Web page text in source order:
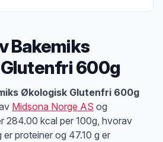
Bakemiks
600g
Økologisk Glutenfri 600g
Midsona Norge AS og
284.00 kcal per 100g, hvorav
proteiner og 47.10 g er